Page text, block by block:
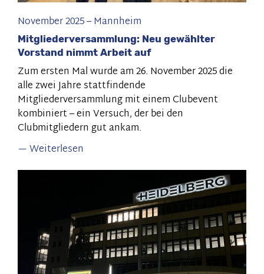
November 2025–Mannheim
Mitgliederversammlung: Neu gewählter
Vorstand nimmt Arbeit auf
Zum ersten Mal wurde am 26. November 2025 die
alle zwei Jahre stattfindende
Mitgliederversammlung mit einem Clubevent
kombiniert – ein Versuch, der bei den
Clubmitgliedern gut ankam.
Weiterlesen
Mitgliederversammlung:
Vorstand
nimmt
Arbeit
auf